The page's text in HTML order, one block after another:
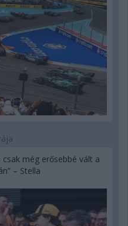
még erősebbé vált a
– Stella